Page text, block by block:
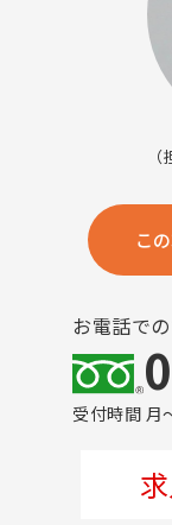
こ
お電話で
受付時間 月